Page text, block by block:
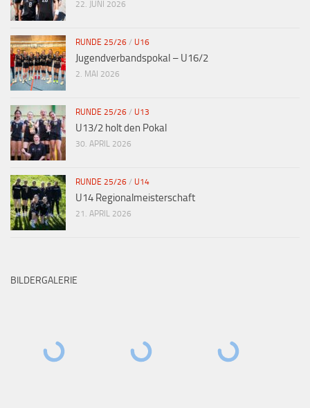
22. JUNI 2026
RUNDE 25/26 / U16
Jugendverbandspokal – U16/2
2. MAI 2026
RUNDE 25/26 / U13
U13/2 holt den Pokal
30. APRIL 2026
RUNDE 25/26 / U14
U14 Regionalmeisterschaft
21. APRIL 2026
BILDERGALERIE